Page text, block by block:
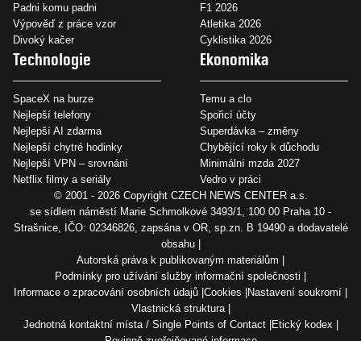
Padni komu padni
Výpověď z práce vzor
Divoký kačer
F1 2026
Atletika 2026
Cyklistika 2026
Technologie
SpaceX na burze
Nejlepší telefony
Nejlepší AI zdarma
Nejlepší chytré hodinky
Nejlepší VPN – srovnání
Netflix filmy a seriály
Ekonomika
Temu a clo
Spořicí účty
Superdávka – změny
Chybějící roky k důchodu
Minimální mzda 2027
Vedro v práci
© 2001 - 2026 Copyright CZECH NEWS CENTER a.s.
se sídlem náměstí Marie Schmolkové 3493/1, 100 00 Praha 10 -
Strašnice, IČO: 02346826, zapsána v OR, sp.zn. B 19490 a dodavatelé
obsahu
Autorská práva k publikovaným materiálům
Podmínky pro užívání služby informační společnosti
Informace o zpracování osobních údajů Cookies Nastavení soukromí
Vlastnická struktura
Jednotná kontaktní místa / Single Points of Contact Etický kodex